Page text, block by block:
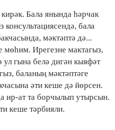
Бала янында һәрчак
бала
мәктәптә дә...
мөһим. Ирегезне мактагыз,
ул гына белә дигән кыяфәт
баланың мәктәптәге
әти кеше дә йөрсен.
ир-ат та борчылып утырсын.
кеше тәрбияли.